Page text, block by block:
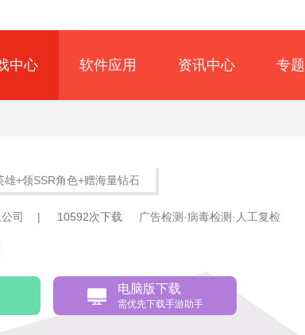
中心 软件应用 资讯中心 专题
雄+领SSR角色+赠海量钻石
司 | 10592次下载 广告检测·病毒检测·人工复检
电脑版下载
需优先下载手游助手